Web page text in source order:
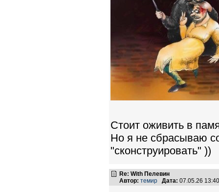
Стоит оживить в
Но я не сбрасываю
"сконструировать" ))
Re: With Пелевин
Автор: темир Дата: 07.05.26